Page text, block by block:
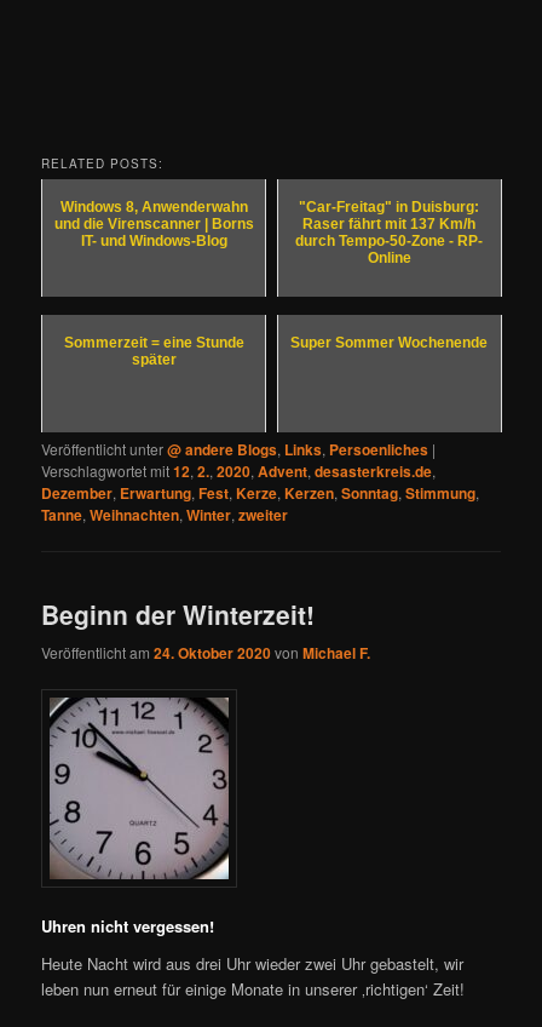
RELATED POSTS:
Windows 8, Anwenderwahn
und die Virenscanner | Borns
IT- und Windows-Blog
"Car-Freitag" in Duisburg:
Raser fährt mit 137 Km/h
durch Tempo-50-Zone - RP-
Online
Sommerzeit = eine Stunde
später
Super Sommer Wochenende
Veröffentlicht unter@ andere Blogs, Links, Persoenliches |
Verschlagwortet mit12,2.,2020,Advent,desasterkreis.de,
Dezember, Erwartung,Fest,Kerze,Kerzen,Sonntag,Stimmung,
Tanne,Weihnachten,Winter,zweiter
Beginn der Winterzeit!
Veröffentlicht am24. Oktober 2020vonMichael F.
Uhren nicht vergessen!
Heute Nacht wird aus drei Uhr wieder zwei Uhr gebastelt, wir
leben nun erneut für einige Monate in unserer ‚richtigen‘ Zeit!